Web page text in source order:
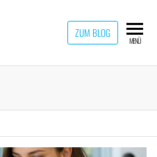
ZUM BLOG
MENÜ